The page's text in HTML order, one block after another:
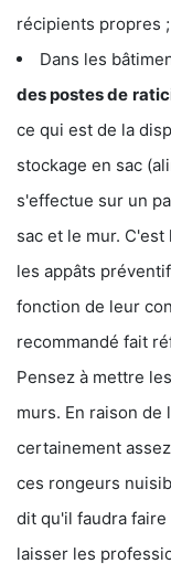
récipients propres ;
Dans les
des postes de
ce qui est de la
stockage en sac
s'effectue sur un
sac et le mur.
les appâts
fonction de leur
recommandé fait
Pensez à mettre
murs. En raison
certainement
ces rongeurs
dit qu'il faudra
laisser les